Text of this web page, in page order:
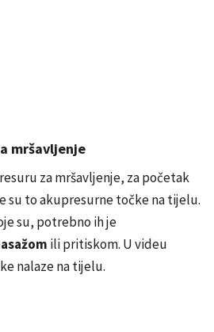
mršavljenje
za mršavljenje, za početak
su to akupresurne točke na tijelu.
su, potrebno ih je
ili pritiskom. U videu
nalaze na tijelu.